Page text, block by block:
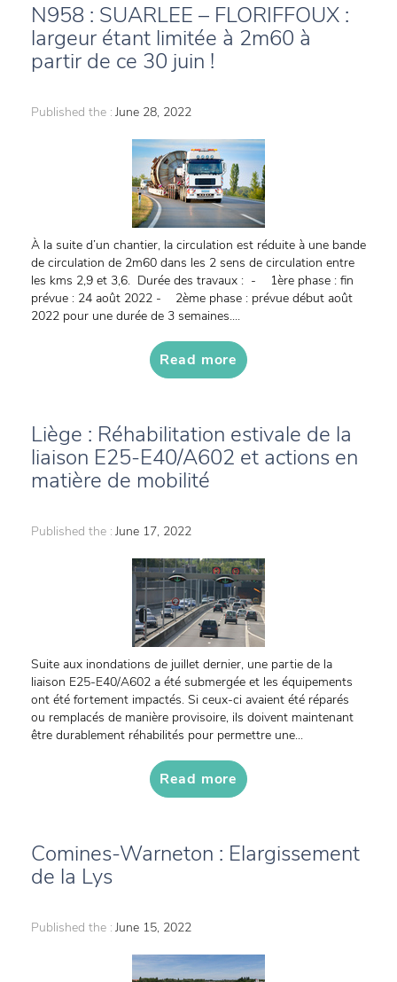
N958 : SUARLEE – FLORIFFOUX :
largeur étant limitée à 2m60 à
partir de ce 30 juin !
Published the : June 28, 2022
À la suite d’un chantier, la circulation est réduite à une bande
de circulation de 2m60 dans les 2 sens de circulation entre
les kms 2,9 et 3,6. Durée des travaux : - 1ère phase : fin
prévue : 24 août 2022 - 2ème phase : prévue début août
2022 pour une durée de 3 semaines....
Read more
Liège : Réhabilitation estivale de la
liaison E25-E40/A602 et actions en
matière de mobilité
Published the : June 17, 2022
Suite aux inondations de juillet dernier, une partie de la
liaison E25-E40/A602 a été submergée et les équipements
ont été fortement impactés. Si ceux-ci avaient été réparés
ou remplacés de manière provisoire, ils doivent maintenant
être durablement réhabilités pour permettre une...
Read more
Comines-Warneton : Elargissement
de la Lys
Published the : June 15, 2022